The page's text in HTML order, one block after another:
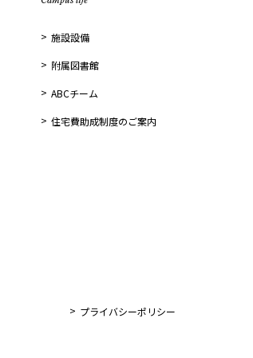
施設設備
附属図書館
ABCチーム
住宅費助成制度のご案内
プライバシーポリシー